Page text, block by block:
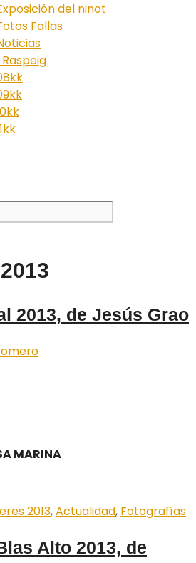
del ninot
Fallas
2013, de Jesús Grao
MARINA
2013,Actualidad, Fotografías
Alto 2013, de